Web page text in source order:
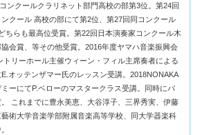
ンクールクラリネット部門高校の部第3位。第24回
クール 高校の部にて第2位、第27回同コンクール
ちらも最高位受賞。第22回日本演奏家コンクール木
会賞、等その他受賞。2016年度ヤマハ音楽振興会
トリーホール主催ウィーン・フィル主席奏者による
オッテンザマー氏のレッスン受講。2018NONAKA
ーにてP.ベローのマスタークラス受講。同時にバ
これまでに豊永美恵、大谷淳子、三界秀実、伊藤
術大学音楽学部附属音楽高等学校、同大学器楽科